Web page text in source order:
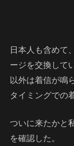
日本人も含めて
ージを交換して
以外は着信が鳴
タイミングでの
ついに来たかと
を確認した。